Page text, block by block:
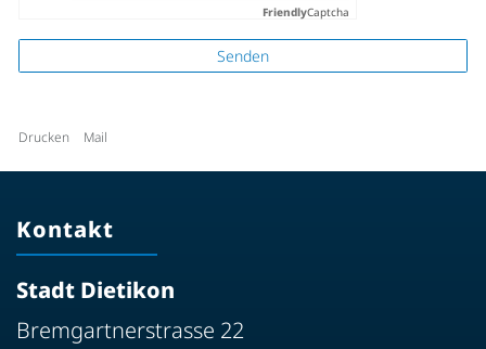
FriendlyCaptcha
Senden
Drucken Mail
Kontakt
Stadt Dietikon
Bremgartnerstrasse 22